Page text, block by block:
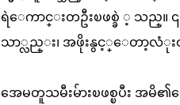
ရဲေကာင္းတဦးၿဖစ္ခဲ ့ သည္
သာ္လည္း၊ အဖိုးနွင့္ေတာ့လံုးဝ
အေမတူသမီးမ်ားၿဖစ္ၿပီး အမိ၏ေ